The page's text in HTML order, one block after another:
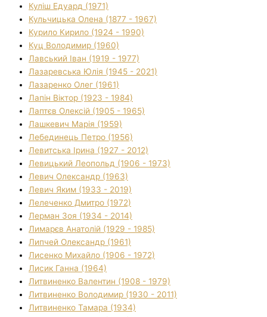
Куліш Едуард (1971)
Кульчицька Олена (1877 - 1967)
Курило Кирило (1924 - 1990)
Куц Володимир (1960)
Лавський Іван (1919 - 1977)
Лазаревська Юлія (1945 - 2021)
Лазаренко Олег (1961)
Лапін Віктор (1923 - 1984)
Лаптєв Олексій (1905 - 1965)
Лашкевич Марія (1959)
Лебединець Петро (1956)
Левитська Ірина (1927 - 2012)
Левицький Леопольд (1906 - 1973)
Левич Олександр (1963)
Левич Яким (1933 - 2019)
Лелеченко Дмитро (1972)
Лерман Зоя (1934 - 2014)
Лимарєв Анатолій (1929 - 1985)
Липчей Олександр (1961)
Лисенко Михайло (1906 - 1972)
Лисик Ганна (1964)
Литвиненко Валентин (1908 - 1979)
Литвиненко Володимир (1930 - 2011)
Литвиненко Тамара (1934)